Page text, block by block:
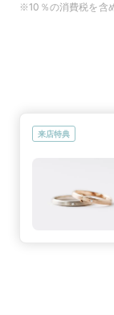
※10％の消費税を含
来店特典